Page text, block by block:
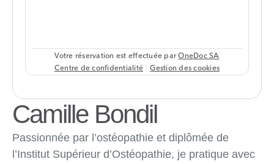
Camille Bondil
Passionnée par l’ostéopathie et diplômée de
l’Institut Supérieur d’Ostéopathie, je pratique avec